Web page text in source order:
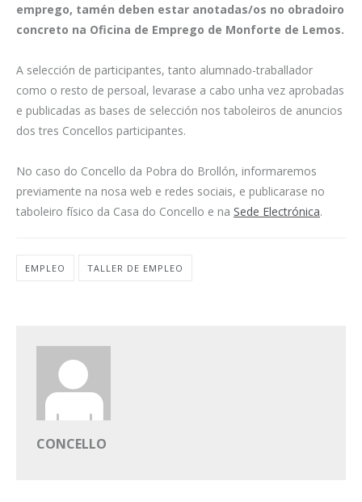
emprego, tamén deben estar anotadas/os no obradoiro
concreto na Oficina de Emprego de Monforte de Lemos.
A selección de participantes, tanto alumnado-traballador
como o resto de persoal, levarase a cabo unha vez aprobadas
e publicadas as bases de selección nos taboleiros de anuncios
dos tres Concellos participantes.
No caso do Concello da Pobra do Brollón, informaremos
previamente na nosa web e redes sociais, e publicarase no
taboleiro físico da Casa do Concello e na Sede Electrónica.
EMPLEO TALLER DE EMPLEO
CONCELLO